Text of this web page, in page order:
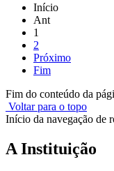
Início
Ant
1
2
Próximo
Fim
Fim do conteúdo da
Voltar para o topo
Início da navegação de
A Instituição